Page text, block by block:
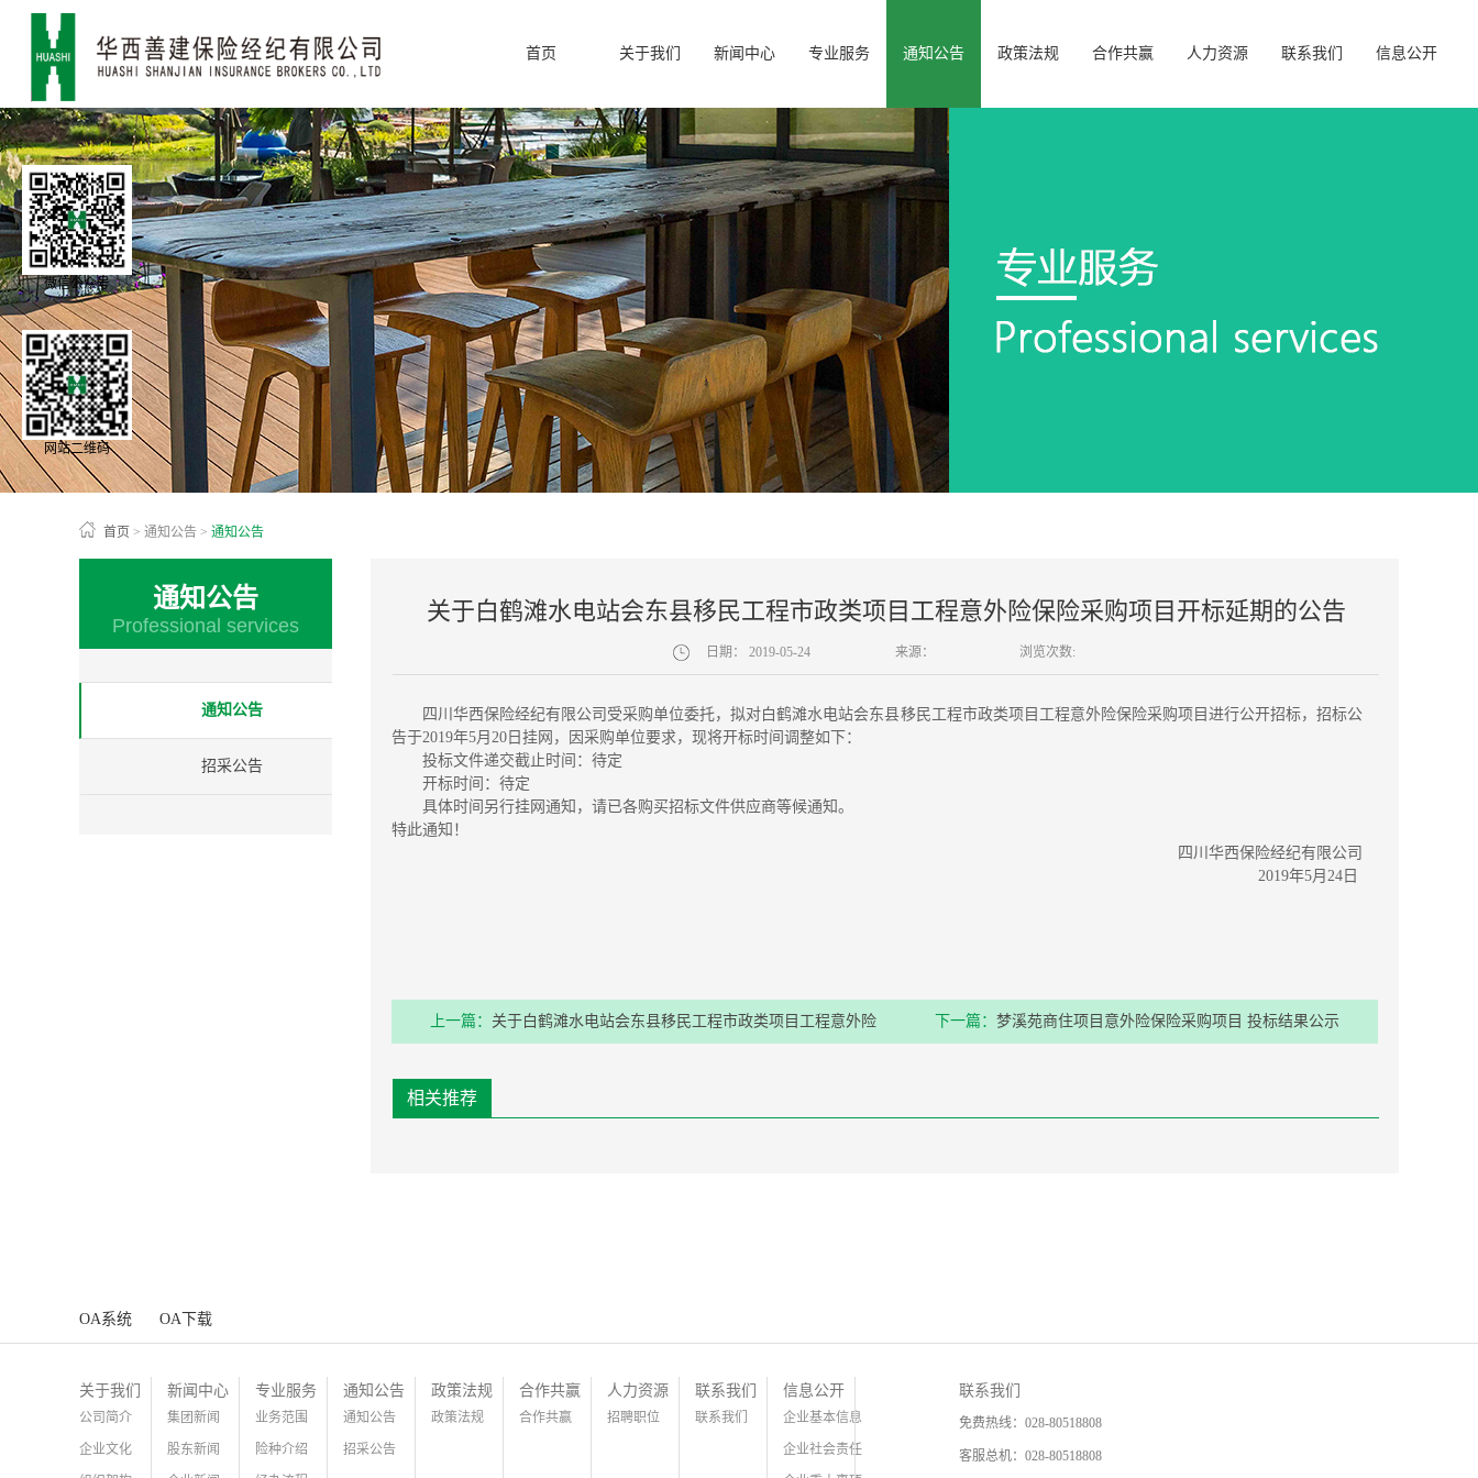
首页 关于我们 新闻中心 专业服务 通知公告 政策法规 合作共赢 人力资源 联系我们 信息公开
首页 > 通知公告 > 通知公告
通知公告
Professional services
通知公告
招采公告
关于白鹤滩水电站会东县移民工程市政类项目工程意外险保险采购项目开标延期的公告
日期： 2019-05-24 来源： 浏览次数:
四川华西保险经纪有限公司受采购单位委托，拟对白鹤滩水电站会东县移民工程市政类项目工程意外险保险采购项目进行公开招标，招标公
告于2019年5月20日挂网，因采购单位要求，现将开标时间调整如下：
投标文件递交截止时间：待定
开标时间：待定
具体时间另行挂网通知，请已各购买招标文件供应商等候通知。
特此通知！
四川华西保险经纪有限公司
2019年5月24日
上一篇： 关于白鹤滩水电站会东县移民工程市政类项目工程意外险 下一篇： 梦溪苑商住项目意外险保险采购项目 投标结果公示
相关推荐
OA系统 OA下载
关于我们
公司简介
企业文化
新闻中心
集团新闻
股东新闻
专业服务
业务范围
险种介绍
通知公告
通知公告
招采公告
政策法规
政策法规
合作共赢
合作共赢
人力资源
招聘职位
联系我们
联系我们
信息公开
企业基本信息
企业社会责任
联系我们
免费热线： 028-80518808
客服总机： 028-80518808
网站二维码
微信公众号